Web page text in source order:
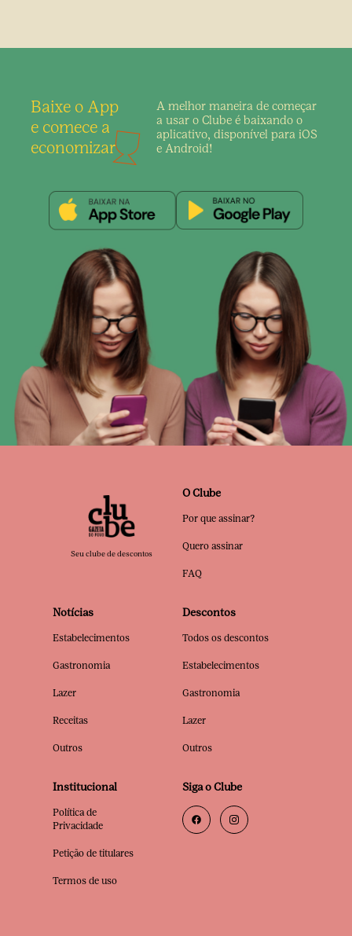
Baixe o App
e comece a
economizar
A melhor maneira de começar
a usar o Clube é baixando o
aplicativo, disponível para iOS
e Android!
Seu clube de descontos
O Clube
Por que assinar?
Quero assinar
FAQ
Notícias
Estabelecimentos
Gastronomia
Lazer
Receitas
Outros
Descontos
Todos os descontos
Estabelecimentos
Gastronomia
Lazer
Outros
Institucional
Política de
Privacidade
Petição de titulares
Termos de uso
Siga o Clube